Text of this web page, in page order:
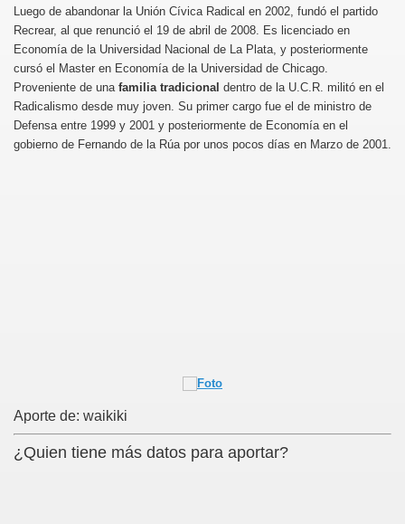
Luego de abandonar la Unión Cívica Radical en 2002, fundó el partido
Recrear, al que renunció el 19 de abril de 2008. Es licenciado en
Economía de la Universidad Nacional de La Plata, y posteriormente
cursó el Master en Economía de la Universidad de Chicago.
Proveniente de unafamilia tradicional dentro de la U.C.R. militó en el
Radicalismo desde muy joven. Su primer cargo fue el de ministro de
Defensa entre 1999 y 2001 y posteriormente de Economía en el
gobierno de Fernando de la Rúa por unos pocos días en Marzo de 2001.
Aporte de: waikiki
¿Quien tiene más datos para aportar?